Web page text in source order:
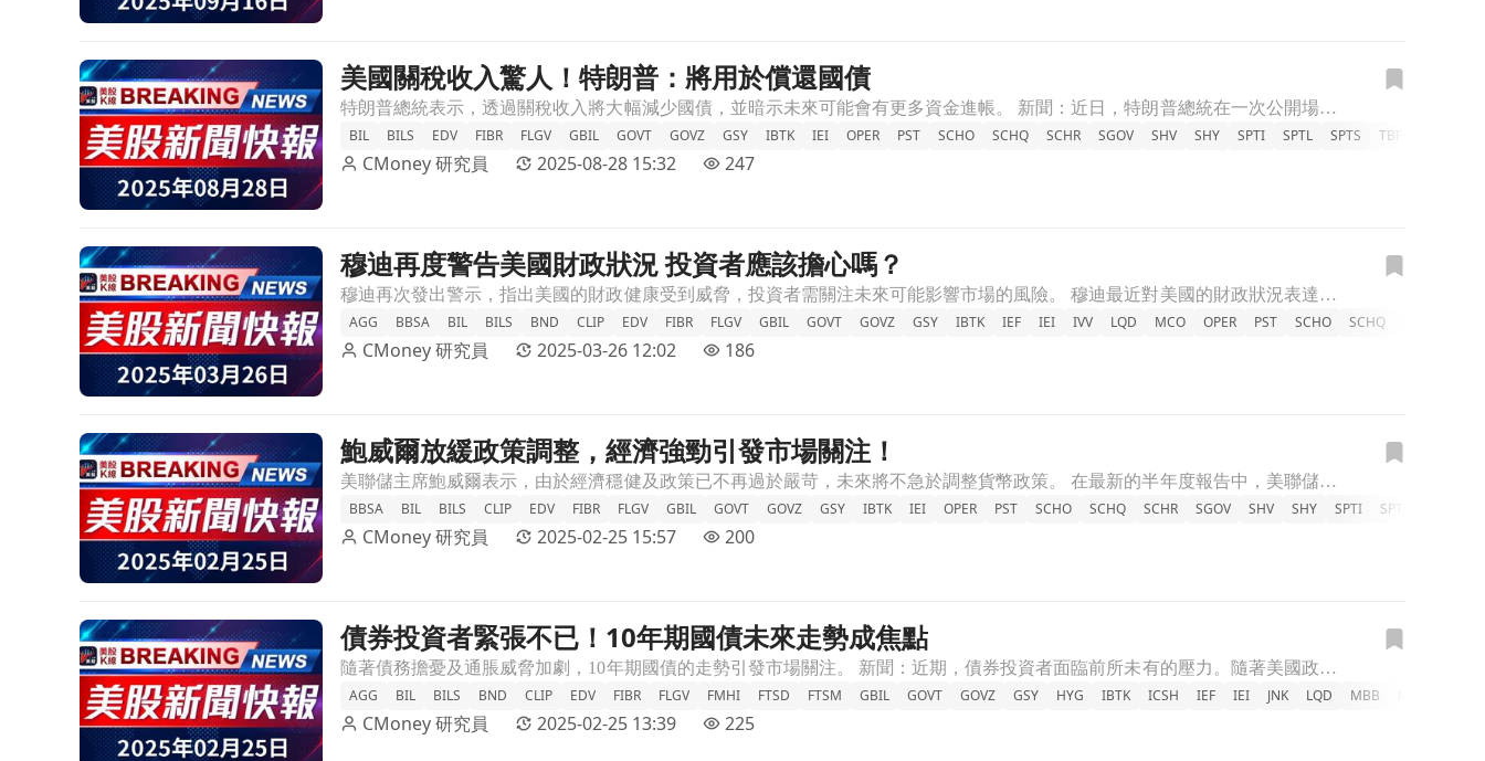
前往美國關稅收入驚人！特朗普：將用於償還國債文章頁美國關稅收入驚人！特朗普：將用於償還國債
特朗普總統表示，透過關稅收入將大幅減少國債，並暗示未來可能會有更多資金進帳。 新聞：近日，特朗普總統在一次公開場閤中強調，政府透過徵收關稅所獲得的收入，主要目的是為了償還日益增加的國債。他指出，這些收
BIL
BILS EDV FIBR FLGV GBIL GOVT GOVZ GSY IBTK IEI OPER PST SCHO SCHQ SCHR SGOV SHV SHY SPTI SPTL SPTS TBF
CMoney 研究員 2025-08-28 15:32 247
前往穆迪再度警告美國財政狀況 投資者應該擔心嗎？文章頁穆迪再度警告美國財政狀況 投資者應該擔心嗎？
穆迪再次發出警示，指出美國的財政健康受到威脅，投資者需關注未來可能影響市場的風險。 穆迪最近對美國的財政狀況表達了嚴重擔憂，這是繼2023年因債務上限問題而將美國信用評級下調後的又一次警告。此舉引起了
AGG
BBSA BIL BILS BND CLIP EDV FIBR FLGV GBIL GOVT GOVZ GSY IBTK IEF IEI IVV LQD MCO OPER PST SCHO SCHQ
CMoney 研究員 2025-03-26 12:02 186
前往鮑威爾放緩政策調整，經濟強勁引發市場關注！文章頁鮑威爾放緩政策調整，經濟強勁引發市場關注！
美聯儲主席鮑威爾表示，由於經濟穩健及政策已不再過於嚴苛，未來將不急於調整貨幣政策。 在最新的半年度報告中，美聯儲主席鮑威爾指出，隨著當前政策立場顯著減少限制性，且美國經濟持續表現良好，他認為不需要急於
BBSA
BIL BILS CLIP EDV FIBR FLGV GBIL GOVT GOVZ GSY IBTK IEI OPER PST SCHO SCHQ SCHR SGOV SHV SHY SPTI SPTL
CMoney 研究員 2025-02-25 15:57 200
前往債券投資者緊張不已！10年期國債未來走勢成焦點文章頁債券投資者緊張不已！10年期國債未來走勢成焦點
隨著債務擔憂及通脹威脅加劇，10年期國債的走勢引發市場關注。 新聞：近期，債券投資者面臨前所未有的壓力。隨著美國政府債務不斷增加，加上可能影響經濟的因素如高關稅、減稅政策和大規模遣返移民等，市場對於未
AGG
BIL BILS BND CLIP EDV FIBR FLGV FMHI FTSD FTSM GBIL GOVT GOVZ GSY HYG IBTK ICSH IEF IEI JNK LQD MBB
CMoney 研究員 2025-02-25 13:39 225